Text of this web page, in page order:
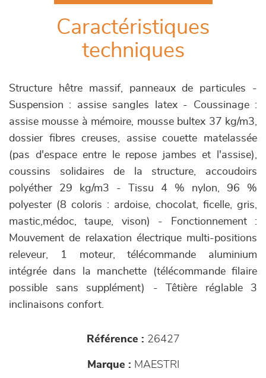
Caractéristiques
techniques
Structure hêtre massif, panneaux de particules -
Suspension : assise sangles latex - Coussinage :
assise mousse à mémoire, mousse bultex 37 kg/m3,
dossier fibres creuses, assise couette matelassée
(pas d'espace entre le repose jambes et l'assise),
coussins solidaires de la structure, accoudoirs
polyéther 29 kg/m3 - Tissu 4 % nylon, 96 %
polyester (8 coloris : ardoise, chocolat, ficelle, gris,
mastic,médoc, taupe, vison) - Fonctionnement :
Mouvement de relaxation électrique multi-positions
releveur, 1 moteur, télécommande aluminium
intégrée dans la manchette (télécommande filaire
possible sans supplément) - Têtière réglable 3
inclinaisons confort.
Référence : 26427
Marque : MAESTRI